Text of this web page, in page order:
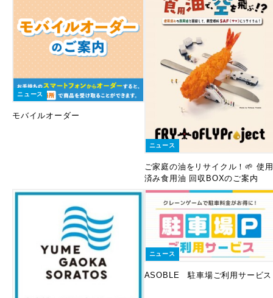
ニュース
モバイルオーダー
ニュース
ご家庭の油をリサイクル！🌱 使用
済み食用油 回収BOXのご案内
ニュース
ASOBLE 駐車場ご利用サービス